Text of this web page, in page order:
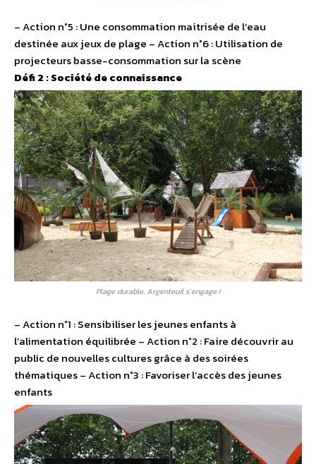
– Action n°5 : Une consommation maitrisée de l’eau
destinée aux jeux de plage – Action n°6 : Utilisation de
projecteurs basse-consommation sur la scène
Défi 2 : Société de connaissance
Plage durable, Argenteuil s’engage !
– Action n°1 : Sensibiliser les jeunes enfants à
l’alimentation équilibrée – Action n°2 : Faire découvrir au
public de nouvelles cultures grâce à des soirées
thématiques – Action n°3 : Favoriser l’accès des jeunes
enfants